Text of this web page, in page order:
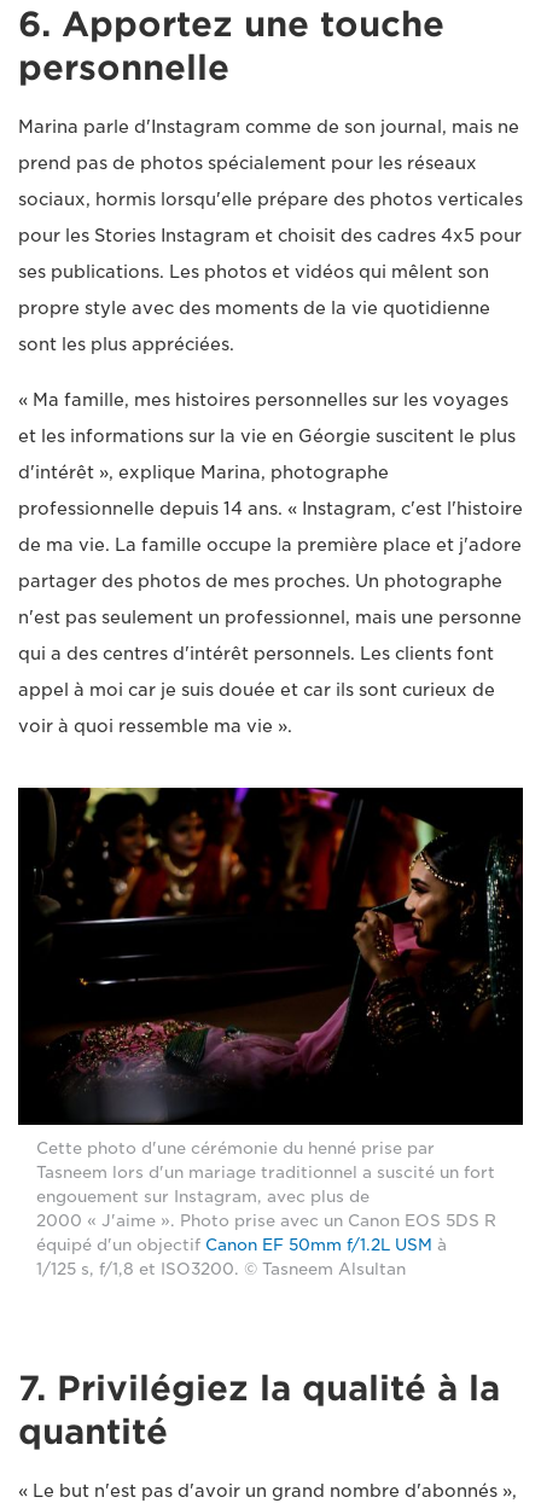
6. Apportez une touche
personnelle
Marina parle d'Instagram comme de son journal, mais ne
prend pas de photos spécialement pour les réseaux
sociaux, hormis lorsqu'elle prépare des photos verticales
pour les Stories Instagram et choisit des cadres 4x5 pour
ses publications. Les photos et vidéos qui mêlent son
propre style avec des moments de la vie quotidienne
sont les plus appréciées.
« Ma famille, mes histoires personnelles sur les voyages
et les informations sur la vie en Géorgie suscitent le plus
d'intérêt », explique Marina, photographe
professionnelle depuis 14 ans. « Instagram, c'est l'histoire
de ma vie. La famille occupe la première place et j'adore
partager des photos de mes proches. Un photographe
n'est pas seulement un professionnel, mais une personne
qui a des centres d'intérêt personnels. Les clients font
appel à moi car je suis douée et car ils sont curieux de
voir à quoi ressemble ma vie ».
Cette photo d'une cérémonie du henné prise par
Tasneem lors d'un mariage traditionnel a suscité un fort
engouement sur Instagram, avec plus de
2000 « J'aime ». Photo prise avec un Canon EOS 5DS R
équipé d'un objectif Canon EF 50mm f/1.2L USM à
1/125 s, f/1,8 et ISO3200. © Tasneem Alsultan
7. Privilégiez la qualité à la
quantité
« Le but n'est pas d'avoir un grand nombre d'abonnés »,